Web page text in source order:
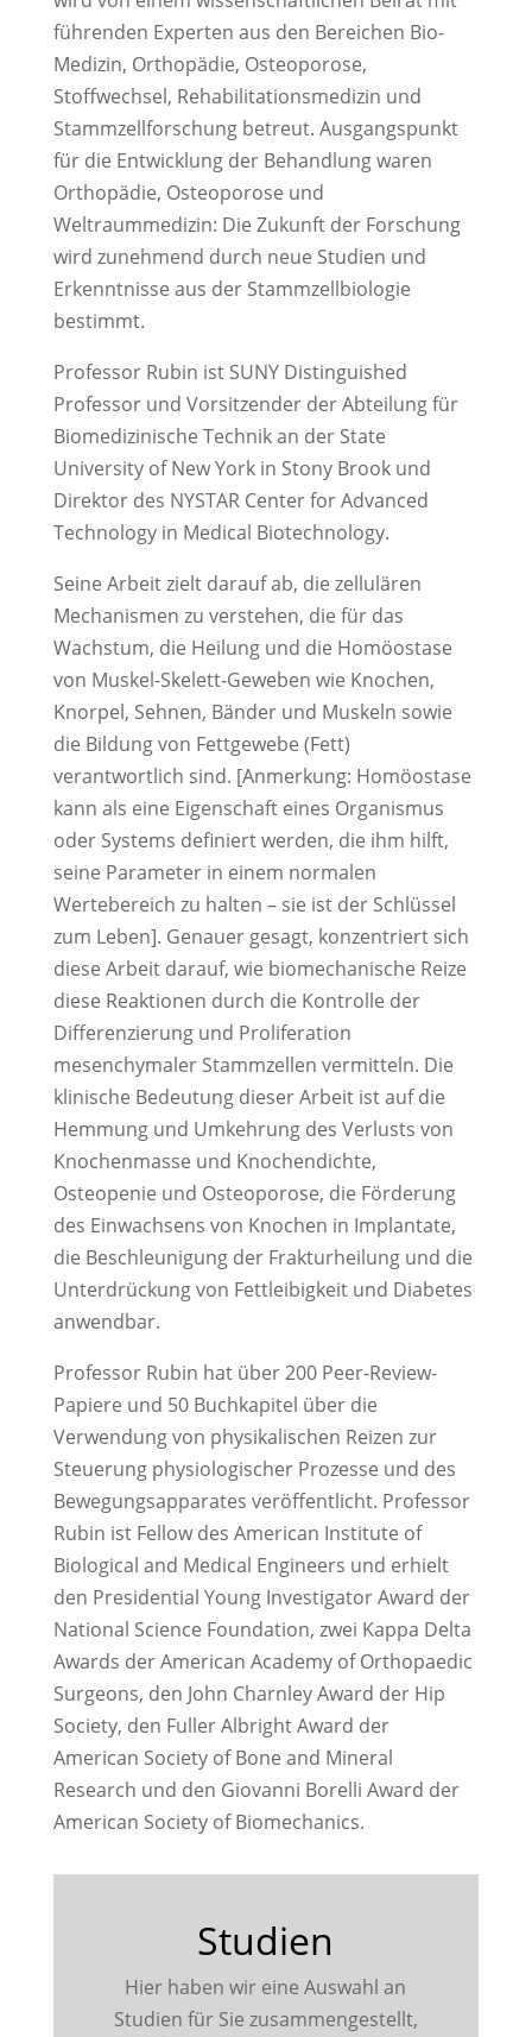
führenden Experten aus den Bereichen Bio-
Medizin, Orthopädie, Osteoporose,
Stoffwechsel, Rehabilitationsmedizin und
Stammzellforschung betreut. Ausgangspunkt
für die Entwicklung der Behandlung waren
Orthopädie, Osteoporose und
Weltraummedizin: Die Zukunft der Forschung
wird zunehmend durch neue Studien und
Erkenntnisse aus der Stammzellbiologie
bestimmt.
Professor Rubin ist SUNY Distinguished
Professor und Vorsitzender der Abteilung für
Biomedizinische Technik an der State
University of New York in Stony Brook und
Direktor des NYSTAR Center for Advanced
Technology in Medical Biotechnology.
Seine Arbeit zielt darauf ab, die zellulären
Mechanismen zu verstehen, die für das
Wachstum, die Heilung und die Homöostase
von Muskel-Skelett-Geweben wie Knochen,
Knorpel, Sehnen, Bänder und Muskeln sowie
die Bildung von Fettgewebe (Fett)
verantwortlich sind. [Anmerkung: Homöostase
kann als eine Eigenschaft eines Organismus
oder Systems definiert werden, die ihm hilft,
seine Parameter in einem normalen
Wertebereich zu halten – sie ist der Schlüssel
zum Leben]. Genauer gesagt, konzentriert sich
diese Arbeit darauf, wie biomechanische Reize
diese Reaktionen durch die Kontrolle der
Differenzierung und Proliferation
mesenchymaler Stammzellen vermitteln. Die
klinische Bedeutung dieser Arbeit ist auf die
Hemmung und Umkehrung des Verlusts von
Knochenmasse und Knochendichte,
Osteopenie und Osteoporose, die Förderung
des Einwachsens von Knochen in Implantate,
die Beschleunigung der Frakturheilung und die
Unterdrückung von Fettleibigkeit und Diabetes
anwendbar.
Professor Rubin hat über 200 Peer-Review-
Papiere und 50 Buchkapitel über die
Verwendung von physikalischen Reizen zur
Steuerung physiologischer Prozesse und des
Bewegungsapparates veröffentlicht. Professor
Rubin ist Fellow des American Institute of
Biological and Medical Engineers und erhielt
den Presidential Young Investigator Award der
National Science Foundation, zwei Kappa Delta
Awards der American Academy of Orthopaedic
Surgeons, den John Charnley Award der Hip
Society, den Fuller Albright Award der
American Society of Bone and Mineral
Research und den Giovanni Borelli Award der
American Society of Biomechanics.
Studien
Hier haben wir eine Auswahl an
Studien für Sie zusammengestellt,